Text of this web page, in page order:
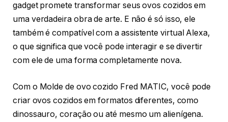
gadget promete transformar seus ovos cozidos em
uma verdadeira obra de arte. E não é só isso, ele
também é compatível com a assistente virtual Alexa,
o que significa que você pode interagir e se divertir
com ele de uma forma completamente nova.
Com o Molde de ovo cozido Fred MATIC, você pode
criar ovos cozidos em formatos diferentes, como
dinossauro, coração ou até mesmo um alienígena.